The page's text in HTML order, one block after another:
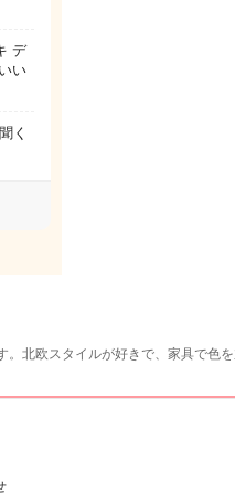
デ
い
く
北欧スタイルが好きで、家具で色を